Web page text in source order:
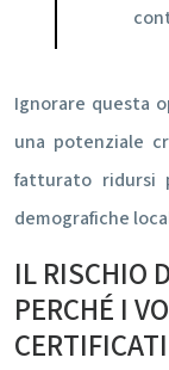
Ignorare questa
una potenziale
fatturato ridursi
demografiche
IL RISCHIO
PERCHÉ I